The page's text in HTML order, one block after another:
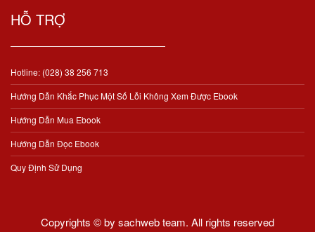
HỖ TRỢ
Hotline: (028) 38 256 713
Hướng Dẫn Khắc Phục Một Số Lỗi Không Xem Được Ebook
Hướng Dẫn Mua Ebook
Hướng Dẫn Đọc Ebook
Quy Định Sử Dụng
Copyrights © by sachweb team. All rights reserved